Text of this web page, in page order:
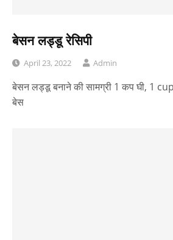
बेसन लड्डू रेसिपी
April 23, 2022 Admin
बेसन लड्डू बनाने की सामग्री 1 कप घी, 1
बेस